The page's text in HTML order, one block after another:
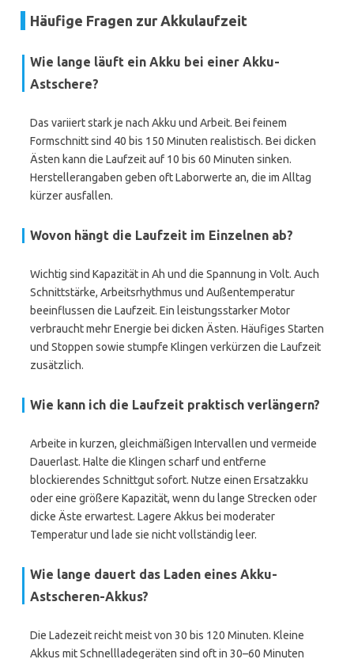
Häufige Fragen zur Akkulaufzeit
Wie lange läuft ein Akku bei einer Akku-
Astschere?
Das variiert stark je nach Akku und Arbeit. Bei feinem
Formschnitt sind 40 bis 150 Minuten realistisch. Bei dicken
Ästen kann die Laufzeit auf 10 bis 60 Minuten sinken.
Herstellerangaben geben oft Laborwerte an, die im Alltag
kürzer ausfallen.
Wovon hängt die Laufzeit im Einzelnen ab?
Wichtig sind Kapazität in Ah und die Spannung in Volt. Auch
Schnittstärke, Arbeitsrhythmus und Außentemperatur
beeinflussen die Laufzeit. Ein leistungsstarker Motor
verbraucht mehr Energie bei dicken Ästen. Häufiges Starten
und Stoppen sowie stumpfe Klingen verkürzen die Laufzeit
zusätzlich.
Wie kann ich die Laufzeit praktisch verlängern?
Arbeite in kurzen, gleichmäßigen Intervallen und vermeide
Dauerlast. Halte die Klingen scharf und entferne
blockierendes Schnittgut sofort. Nutze einen Ersatzakku
oder eine größere Kapazität, wenn du lange Strecken oder
dicke Äste erwartest. Lagere Akkus bei moderater
Temperatur und lade sie nicht vollständig leer.
Wie lange dauert das Laden eines Akku-
Astscheren-Akkus?
Die Ladezeit reicht meist von 30 bis 120 Minuten. Kleine
Akkus mit Schnellladegeräten sind oft in 30–60 Minuten